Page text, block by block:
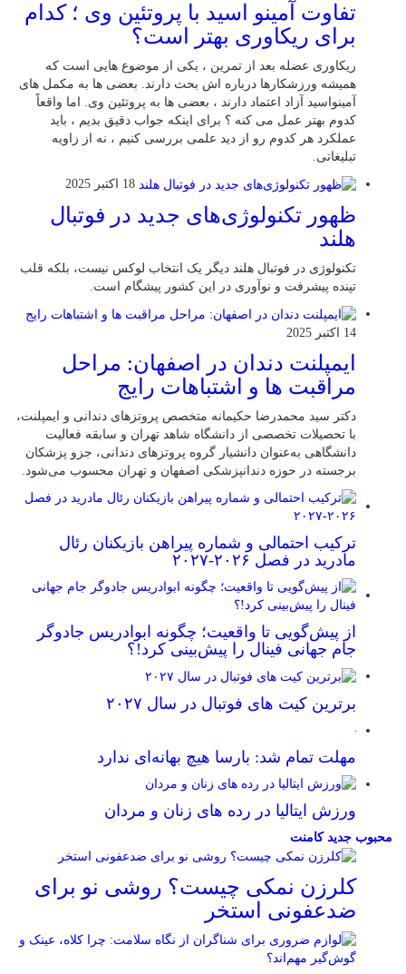
تفاوت آمینو اسید با پروتئین وی ؛ کدام
برای ریکاوری بهتر است؟
ریکاوری عضله بعد از تمرین ، یکی از موضوع‌ هایی‌ است که
همیشه ورزشکارها درباره‌ اش بحث دارند. بعضی‌ ها به مکمل‌ های
آمینواسید آزاد اعتماد دارند ، بعضی‌ ها به پروتئین وی. اما واقعاً
کدوم بهتر عمل می‌ کنه ؟ برای اینکه جواب دقیق بدیم ، باید
عملکرد هر کدوم رو از دید علمی بررسی کنیم ، نه از زاویه
تبلیغاتی.
18 اکتبر 2025
ظهور تکنولوژی‌های جدید در فوتبال
هلند
تکنولوژی در فوتبال هلند دیگر یک انتخاب لوکس نیست، بلکه قلب
تپنده پیشرفت و نوآوری در این کشور پیشگام است.
14 اکتبر 2025
ایمپلنت دندان در اصفهان: مراحل
مراقبت ها و اشتباهات رایج
دکتر سید محمدرضا حکیمانه متخصص پروتزهای دندانی و ایمپلنت،
با تحصیلات تخصصی از دانشگاه شاهد تهران و سابقه فعالیت
دانشگاهی به‌عنوان دانشیار گروه پروتزهای دندانی، جزو پزشکان
برجسته در حوزه دندانپزشکی اصفهان و تهران محسوب می‌شود.
ترکیب احتمالی و شماره پیراهن بازیکنان رئال
مادرید در فصل ۲۰۲۶-۲۰۲۷
از پیش‌گویی تا واقعیت؛ چگونه ابوادریس جادوگر
جام جهانی فینال را پیش‌بینی کرد!؟
برترین کیت های فوتبال در سال ۲۰۲۷
مهلت تمام شد: بارسا هیچ بهانه‌‌ای ندارد
ورزش ایتالیا در رده های زنان و مردان
محبوب جدیدکامنت
کلرزن نمکی چیست؟ روشی نو برای
ضدعفونی استخر